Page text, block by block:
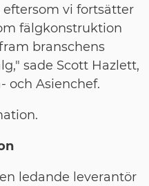
eftersom vi fortsätter
fälgkonstruktion
branschens
sade Scott Hazlett,
och Asienchef.
ledande leverantör